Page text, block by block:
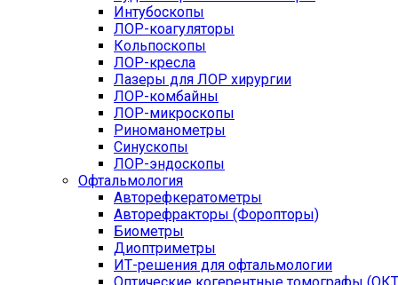
Интубоскопы
ЛОР-коагуляторы
Кольпоскопы
ЛОР-кресла
Лазеры для ЛОР хирургии
ЛОР-комбайны
ЛОР-микроскопы
Риноманометры
Синускопы
ЛОР-эндоскопы
Офтальмология
Авторефкератометры
Авторефракторы (Форопторы)
Биометры
Диоптриметры
ИТ-решения для офтальмологии